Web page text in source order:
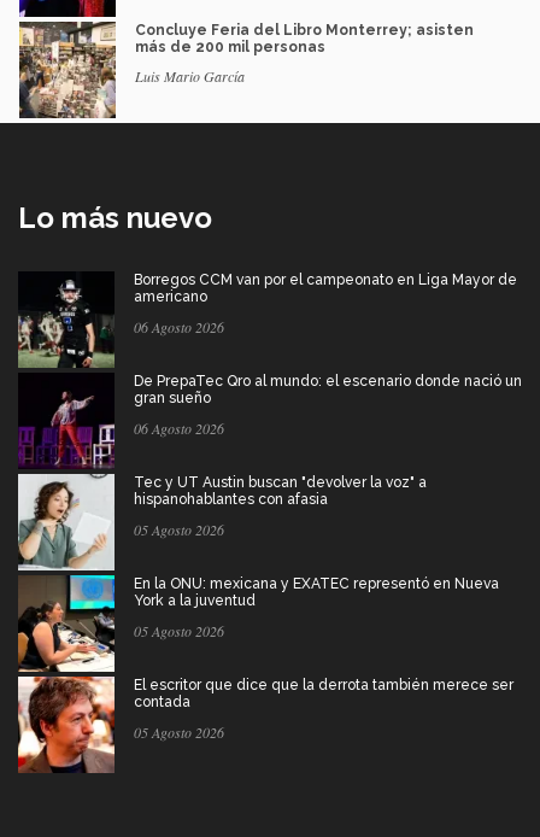
Concluye Feria del Libro Monterrey; asisten
más de 200 mil personas
Luis Mario García
Lo más nuevo
Borregos CCM van por el campeonato en Liga Mayor de
americano
06 Agosto 2026
De PrepaTec Qro al mundo: el escenario donde nació un
gran sueño
06 Agosto 2026
Tec y UT Austin buscan "devolver la voz" a
hispanohablantes con afasia
05 Agosto 2026
En la ONU: mexicana y EXATEC representó en Nueva
York a la juventud
05 Agosto 2026
El escritor que dice que la derrota también merece ser
contada
05 Agosto 2026